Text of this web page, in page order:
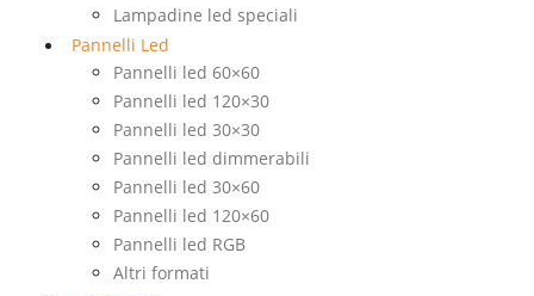
Lampadine led speciali
Pannelli Led
Pannelli led 60×60
Pannelli led 120×30
Pannelli led 30×30
Pannelli led dimmerabili
Pannelli led 30×60
Pannelli led 120×60
Pannelli led RGB
Altri formati